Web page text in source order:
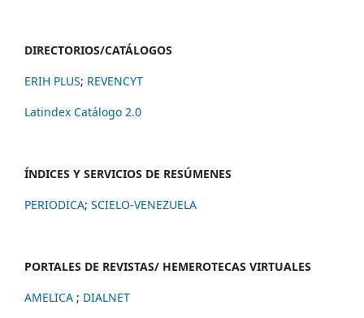
DIRECTORIOS/CATÁLOGOS
ERIH PLUS; REVENCYT
Latindex Catálogo 2.0
ÍNDICES Y SERVICIOS DE RESÚMENES
PERIODICA; SCIELO-VENEZUELA
PORTALES DE REVISTAS/ HEMEROTECAS VIRTUALES
AMELICA ; DIALNET